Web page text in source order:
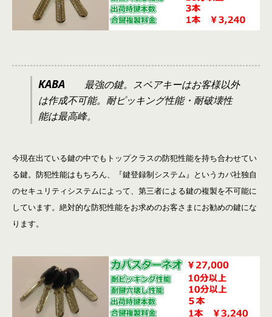
KABA 最強の鍵。スペアキーはお客様以外
は作成不可能。耐ピッキング性能・耐破壊性
能は最高峰。
今現在出ている鍵の中でもトップクラスの防犯性能を持ち合わせてい
る鍵。防犯性能はもちろん、『鍵登録制システム』というカバ社独自
のセキュリティシステムによって、第三者による鍵の複製を不可能に
しています。絶対的な防犯性能をお求めのお客さまにお勧めの鍵にな
ります。